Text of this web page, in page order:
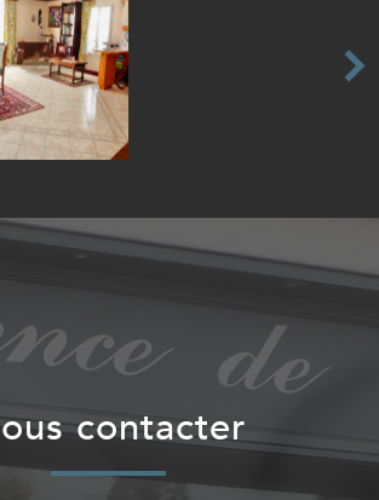
nous contacter